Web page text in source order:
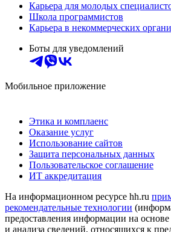
Карьера для молодых
Школа программистов
Карьера в некоммерческих
Боты для уведомлений
Мобильное приложение
Этика и комплаенс
Оказание услуг
Использование сайтов
Защита персональных данных
Пользовательское соглашение
ИТ аккредитация
На информационном ресурсе hh.ru
рекомендательные технологии
предоставления информации на основе
и анализа сведений, относящихся к